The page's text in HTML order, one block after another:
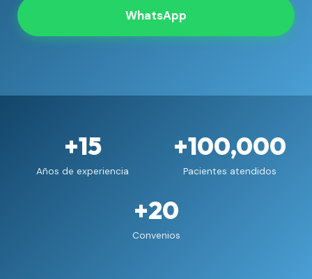
WhatsApp
+15
Años de experiencia
+100,000
Pacientes atendidos
+20
Convenios